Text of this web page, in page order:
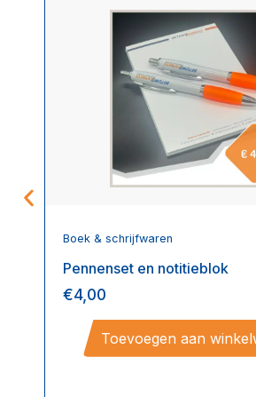
Boek & schrijfwaren
Pennenset en notitieblok
€4,00
Toevoegen aan